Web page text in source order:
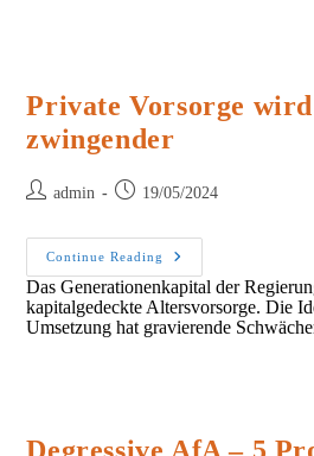
Private Vorsorge
zwingender
Postadmin
Post 19/05/2024
Continue Reading
Private
Vorsorge
Wird
Immer
Zwingender
Das Generationenkapital der
kapitalgedeckte Altersvorsorge. Die
Umsetzung hat gravierende